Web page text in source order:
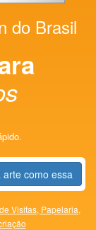
do Brasil
como essa
Visitas, Papelaria,